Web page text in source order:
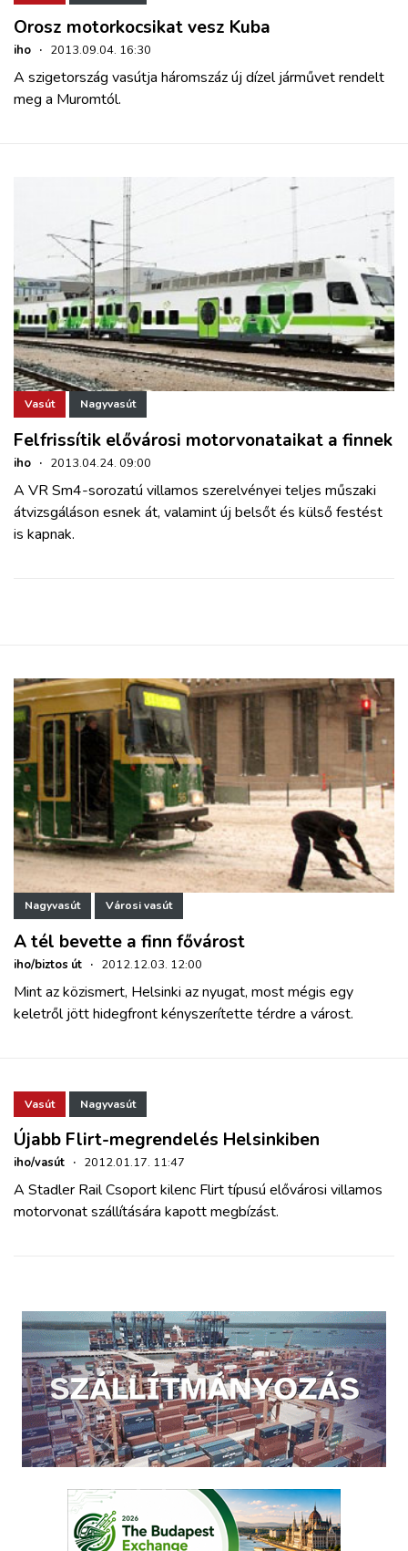
Orosz motorkocsikat vesz Kuba
iho · 2013.09.04. 16:30
A szigetország vasútja háromszáz új dízel járművet rendelt
meg a Muromtól.
Vasút Nagyvasút
Felfrissítik elővárosi motorvonataikat a finnek
iho · 2013.04.24. 09:00
A VR Sm4-sorozatú villamos szerelvényei teljes műszaki
átvizsgáláson esnek át, valamint új belsőt és külső festést
is kapnak.
Nagyvasút Városi vasút
A tél bevette a finn fővárost
iho/biztos út · 2012.12.03. 12:00
Mint az közismert, Helsinki az nyugat, most mégis egy
keletről jött hidegfront kényszerítette térdre a várost.
Vasút Nagyvasút
Újabb Flirt-megrendelés Helsinkiben
iho/vasút · 2012.01.17. 11:47
A Stadler Rail Csoport kilenc Flirt típusú elővárosi villamos
motorvonat szállítására kapott megbízást.